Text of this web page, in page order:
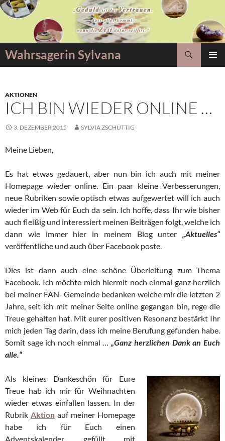
Zum
Inhalt
Wahrsagerin Sylvana
Suchen
AKTIONEN
ICH BIN WIEDER ONLINE …
3. DEZEMBER 2015 SYLVIA ZSCHÜTTIG
Meine Lieben,
Es hat etwas gedauert, aber nun bin ich auch mit meiner
Homepage wieder online. Ein paar kleine Verbesserungen,
neue Rubriken sowie optisch etwas aufgewertet will ich auch
wieder im Web für Euch da sein. Ich hoffe, dass Ihr wie bisher
auch fleißig und interessiert meinen Beiträgen folgt, welche ich
dann wie immer hier in meinem Blog unter „Aktuelles“
veröffentliche und auch über Facebook poste.
Dies ist dann auch eine schöne Überleitung zum Thema
Facebook. Ich möchte mich hiermit noch einmal ganz herzlich
bei meiner FAN- Gemeinde bedanken welche mir die letzten 2
Jahre, seit ich mit meiner Seite online gegangen bin, rege die
Treue gehalten hat. Mit eurer positiven Resonanz bestärkt Ihr
mich jeden Tag darin, dass ich meine Berufung gefunden habe.
Somit sage ich noch einmal …„Ganz herzlichen Dank an Euch
alle.“
Als kleines Dankeschön für Eure
Treue hab ich mir für Weihnachten
wieder etwas einfallen lassen. In der
Rubrik Aktion auf meiner Homepage
habe ich für Euch einen
Adventskalender, gefüllt mit